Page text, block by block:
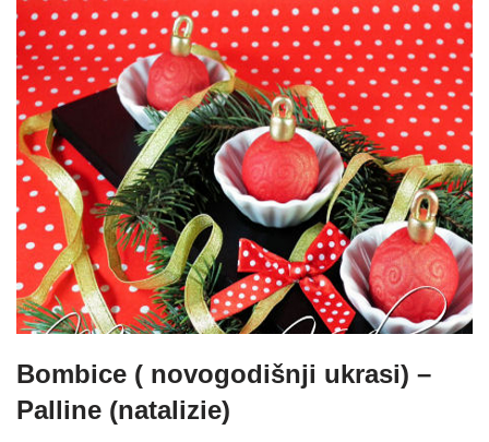
Bombice ( novogodišnji ukrasi) –
Palline (natalizie)